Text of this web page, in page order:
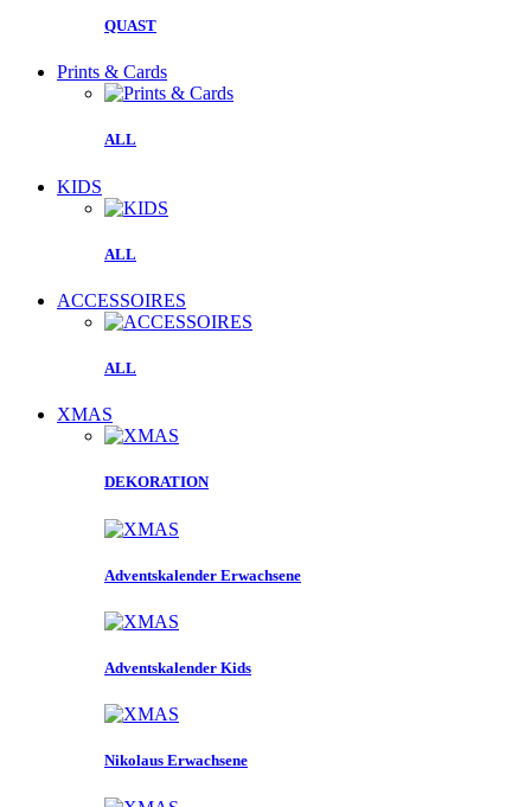
QUAST
Prints & Cards
ALL
KIDS
ALL
ACCESSOIRES
ALL
XMAS
DEKORATION
Adventskalender Erwachsene
Adventskalender Kids
Nikolaus Erwachsene